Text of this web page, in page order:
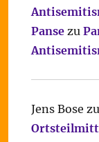
Pansezu
Jens Bose zu